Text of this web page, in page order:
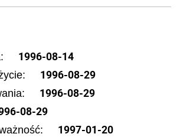
1996-08-14
1996-08-29
1996-08-29
08-29
1997-01-20